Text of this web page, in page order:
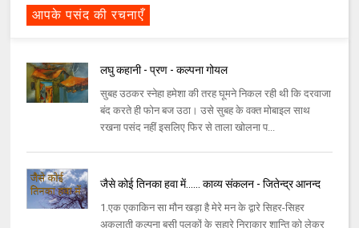
आपके पसंद की रचनाएँ
लघु कहानी - प्रण - कल्पना गोयल
सुबह उठकर स्नेहा हमेशा की तरह घूमने निकल रही थी कि दरवाजा
बंद करते ही फोन बज उठा। उसे सुबह के वक्त मोबाइल साथ
रखना पसंद नहीं इसलिए फिर से ताला खोलना प...
जैसे कोई तिनका हवा में...... काव्य संकलन - जितेन्द्र आनन्द
1.एक एकाकिन सा मौन खड़ा है मेरे मन के द्वारे सिहर-सिहर
अकुलाती कल्पना बसी पलकों के सहारे निराकार शान्ति को लेकर